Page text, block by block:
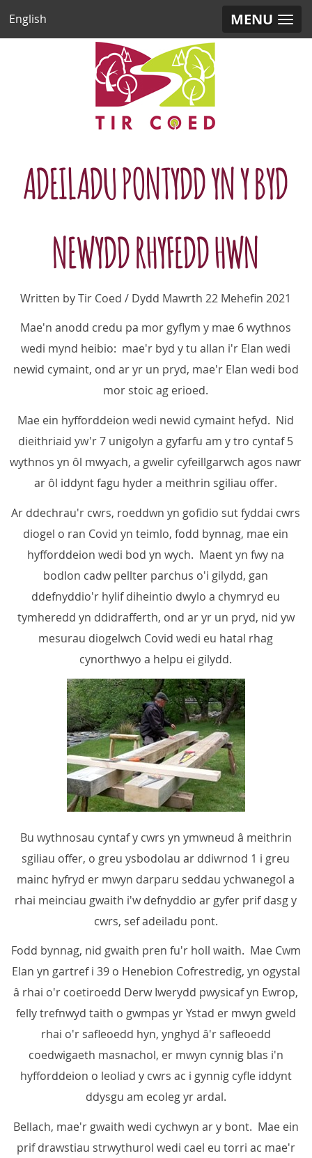
MENU
English
ADEILADU PONTYDD YN Y BYD
NEWYDD RHYFEDD HWN
Written by Tir Coed / Dydd Mawrth 22 Mehefin 2021
Mae'n anodd credu pa mor gyflym y mae 6 wythnos
wedi mynd heibio: mae'r byd y tu allan i'r Elan wedi
newid cymaint, ond ar yr un pryd, mae'r Elan wedi bod
mor stoic ag erioed.
Mae ein hyfforddeion wedi newid cymaint hefyd. Nid
dieithriaid yw'r 7 unigolyn a gyfarfu am y tro cyntaf 5
wythnos yn ôl mwyach, a gwelir cyfeillgarwch agos nawr
ar ôl iddynt fagu hyder a meithrin sgiliau offer.
Ar ddechrau'r cwrs, roeddwn yn gofidio sut fyddai cwrs
diogel o ran Covid yn teimlo, fodd bynnag, mae ein
hyfforddeion wedi bod yn wych. Maent yn fwy na
bodlon cadw pellter parchus o'i gilydd, gan
ddefnyddio'r hylif diheintio dwylo a chymryd eu
tymheredd yn ddidrafferth, ond ar yr un pryd, nid yw
mesurau diogelwch Covid wedi eu hatal rhag
cynorthwyo a helpu ei gilydd.
Bu wythnosau cyntaf y cwrs yn ymwneud â meithrin
sgiliau offer, o greu ysbodolau ar ddiwrnod 1 i greu
mainc hyfryd er mwyn darparu seddau ychwanegol a
rhai meinciau gwaith i'w defnyddio ar gyfer prif dasg y
cwrs, sef adeiladu pont.
Fodd bynnag, nid gwaith pren fu'r holl waith. Mae Cwm
Elan yn gartref i 39 o Henebion Cofrestredig, yn ogystal
â rhai o'r coetiroedd Derw Iwerydd pwysicaf yn Ewrop,
felly trefnwyd taith o gwmpas yr Ystad er mwyn gweld
rhai o'r safleoedd hyn, ynghyd â'r safleoedd
coedwigaeth masnachol, er mwyn cynnig blas i'n
hyfforddeion o leoliad y cwrs ac i gynnig cyfle iddynt
ddysgu am ecoleg yr ardal.
Bellach, mae'r gwaith wedi cychwyn ar y bont. Mae ein
prif drawstiau strwythurol wedi cael eu torri ac mae'r